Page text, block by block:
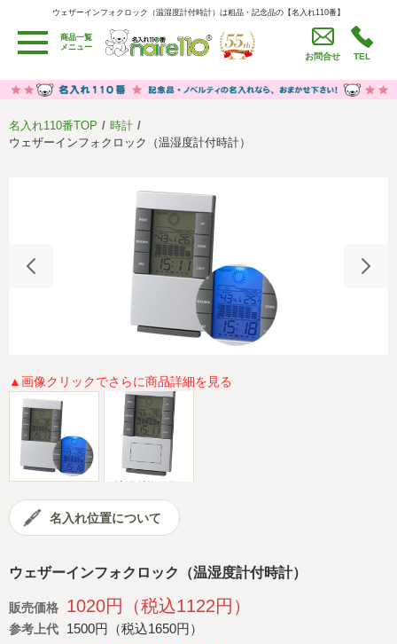
ウェザーインフォクロック（温湿度計付時計）は粗品・記念品の【名入れ110番】
ウェザーインフォクロック（温湿度計付時計）は粗品・記念品の【名入れ110番】
商品一覧
メニュー
お問合せ TEL
用途別カテゴリ
卒園・卒業記念品
労働組合・設立記念・周年記念
うちわ・扇子・ファン
イベント・パーティーグッズ
社会貢献活動 特定商取引法に基づく表記
プライバシーポリシー
会社概要
名入れ110番TOP
時計
ウェザーインフォクロック（温湿度計付時計）
▲画像クリックでさらに商品詳細を見る
名入れ位置について
ウェザーインフォクロック（温湿度計付時計）
販売価格 1020円（税込1122円）
参考上代 1500円（税込1650円）